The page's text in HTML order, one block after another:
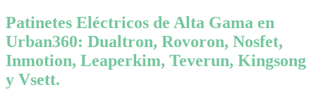
Patinetes Eléctricos de Alta Gama en
Urban360: Dualtron, Rovoron, Nosfet,
Inmotion, Leaperkim, Teverun, Kingsong
y Vsett.